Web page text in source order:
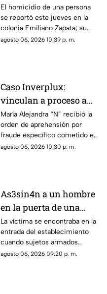
as3sin4do en tienda de
conveniencia al sur de
Culiacán
El homicidio de una persona
se reportó este jueves en la
colonia Emiliano Zapata; su
cuerpo quedó justo en la
agosto 06, 2026 10:39 p. m.
Caso Inverplux:
vinculan a proceso a
Isaac Andrey “N” y
detienen a segunda
implicada en
megafraude
María Alejandra “N” recibió la
orden de aprehensión por
fraude específico cometido en
Sinaloa, mientras que el primer
agosto 06, 2026 10:30 p. m.
As3sin4n a un hombre
en la puerta de una
tienda de conveniencia
en la Emiliano Zapata,
Culiacán
La víctima se encontraba en la
entrada del establecimiento
cuando sujetos armados
abrieron fuego contra él
agosto 06, 2026 09:20 p. m.